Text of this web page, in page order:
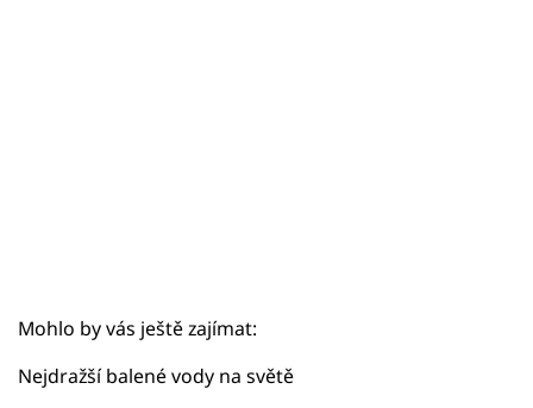
Mohlo by vás ještě zajímat:
Nejdražší balené vody na světě